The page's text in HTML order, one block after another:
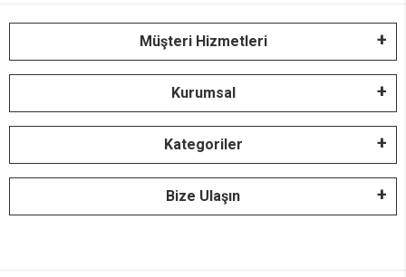
Müşteri Hizmetleri
Kurumsal
Kategoriler
Bize Ulaşın